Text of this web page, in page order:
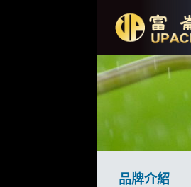
品牌介紹